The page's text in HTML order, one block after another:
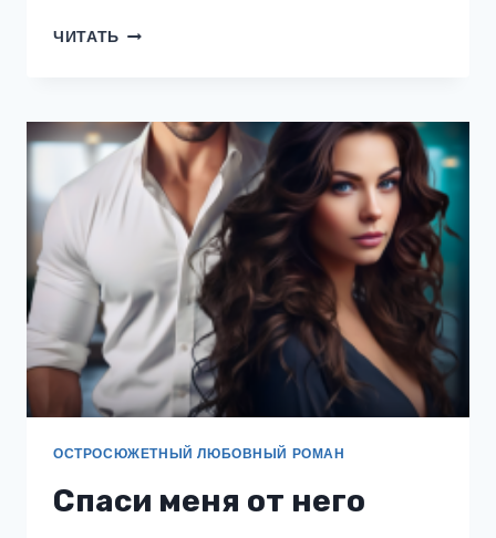
ЧИТАТЬ ЗАПРЕТНАЯ
БУДЕШЬ
МОЕЙ
ОСТРОСЮЖЕТНЫЙ ЛЮБОВНЫЙ РОМАН
Спаси меня от него